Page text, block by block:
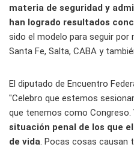
materia de seguridad y
han logrado resultados
sido el modelo para seguir
Santa Fe, Salta, CABA y
El diputado de Encuentro
"Celebro que estemos
que tenemos como Congreso.
situación penal de los que
de vida. Pocas cosas causan